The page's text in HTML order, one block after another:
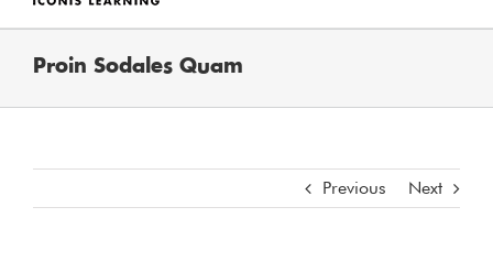
Proin Sodales Quam
Previous Next